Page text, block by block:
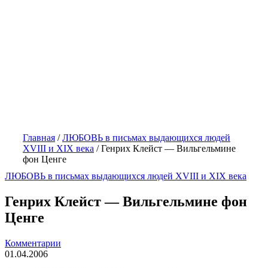
Главная /ЛЮБОВЬ в письмах выдающихся людей
XVIII и XIX века /Генрих Клейст — Вильгельмине
фон Ценге
ЛЮБОВЬ в письмах выдающихся людей XVIII и XIX века
Генрих Клейст — Вильгельмине фон
Ценге
Комментарии
01.04.2006